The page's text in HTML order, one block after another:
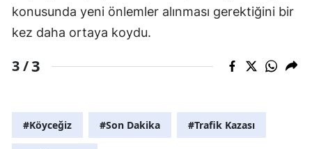
konusunda yeni önlemler alınması gerektiğini bir
kez daha ortaya koydu.
3 /3
#Köyceğiz #Son Dakika #Trafik Kazası